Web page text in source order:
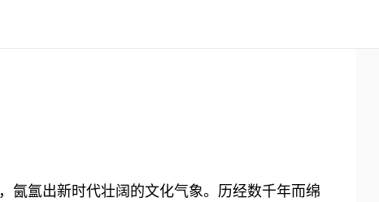
氲出新时代壮阔的文化气象。历经数千年而绵